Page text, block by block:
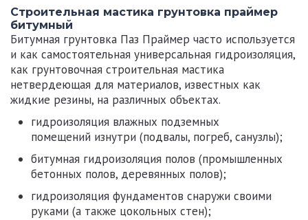
Строительная мастика грунтовка праймер
битумный
Битумная грунтовка Паз Праймер часто используется
и как самостоятельная универсальная гидроизоляция,
как грунтовочная строительная мастика
нетвердеющая для материалов, известных как
жидкие резины, на различных объектах.
гидроизоляция влажных подземных
помещений изнутри (подвалы, погреб, санузлы);
битумная гидроизоляция полов (промышленных
бетонных полов, деревянных полов);
гидроизоляция фундаментов снаружи своими
руками (а также цокольных стен);